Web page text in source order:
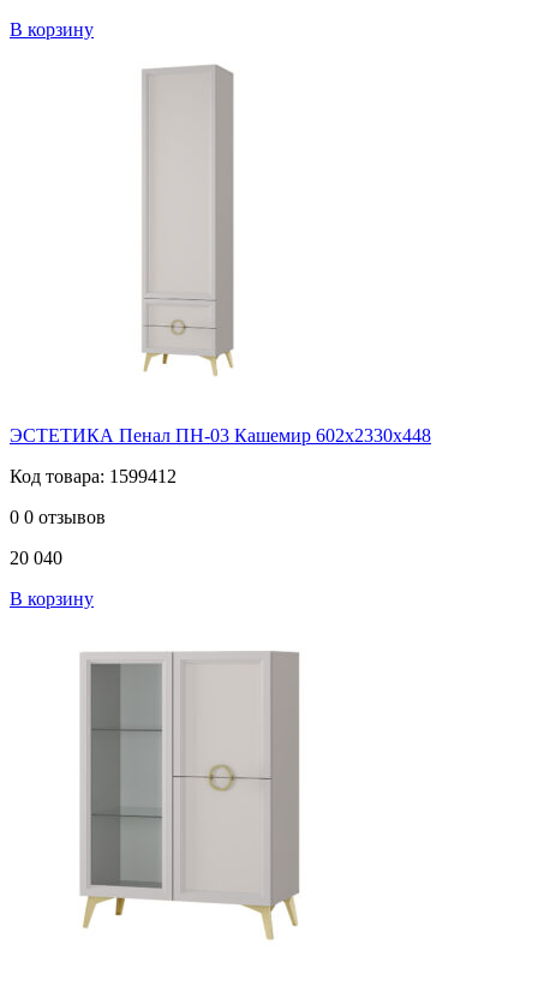
В корзину
ЭСТЕТИКА Пенал ПН-03 Кашемир 602х2330х448
Код товара: 1599412
0 0 отзывов
20 040
В корзину